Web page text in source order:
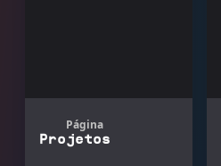
Página
Projetos